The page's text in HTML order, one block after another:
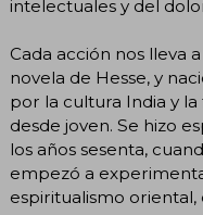
intelectuales y del
Cada acción nos lleva
novela de Hesse, y
por la cultura India y
desde joven. Se hizo
los años sesenta,
empezó a
espiritualismo